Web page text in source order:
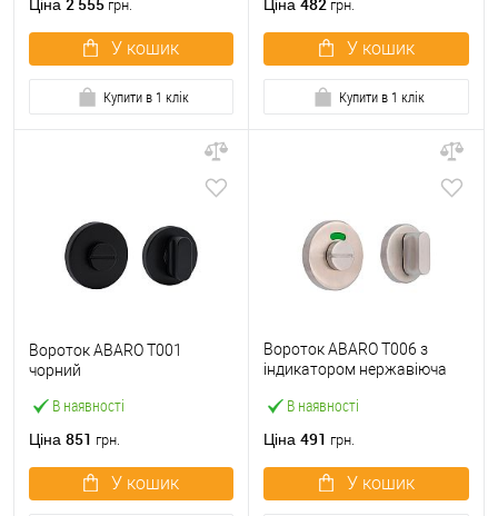
Ціна грн.
У кошик
Купити в 1 клік
Ціна грн.
У кошик
Купити в 1 клік
В наявності
Вороток ABARO T001
чорний
Ціна 851 грн.
У кошик
В наявності
Вороток ABARO T006 з
індикатором нержавіюча
Ціна 491 грн.
У кошик